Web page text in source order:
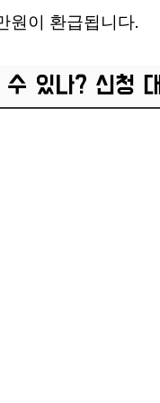
원이 환급됩니다.
있나? 신청